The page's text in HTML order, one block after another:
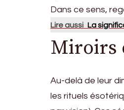
Dans ce sens,
Lire aussi La
Miroirs
Au-delà de leur
les rituels